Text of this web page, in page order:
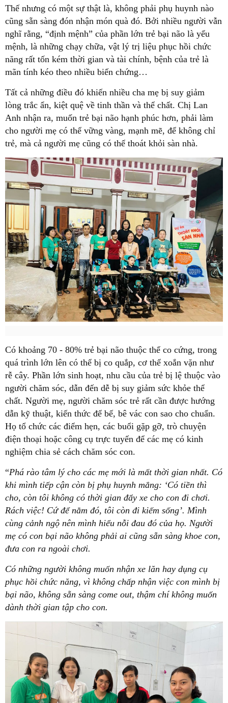
Thế nhưng có một sự thật là, không phải phụ huynh nào
cũng sẵn sàng đón nhận món quà đó. Bởi nhiều người vẫn
nghĩ rằng, “định mệnh” của phần lớn trẻ bại não là yểu
mệnh, là những chạy chữa, vật lý trị liệu phục hồi chức
năng rất tốn kém thời gian và tài chính, bệnh của trẻ là
mãn tính kéo theo nhiều biến chứng…
Tất cả những điều đó khiến nhiều cha mẹ bị suy giảm
lòng trắc ẩn, kiệt quệ về tinh thần và thể chất. Chị Lan
Anh nhận ra, muốn trẻ bại não hạnh phúc hơn, phải làm
cho người mẹ có thể vững vàng, mạnh mẽ, để không chỉ
trẻ, mà cả người mẹ cũng có thể thoát khỏi sàn nhà.
Có khoảng 70 - 80% trẻ bại não thuộc thể co cứng, trong
quá trình lớn lên có thể bị co quắp, cơ thể xoắn vặn như
rễ cây. Phần lớn sinh hoạt, nhu cầu của trẻ bị lệ thuộc vào
người chăm sóc, dẫn đến dễ bị suy giảm sức khỏe thể
chất. Người mẹ, người chăm sóc trẻ rất cần được hướng
dẫn kỹ thuật, kiến thức để bế, bê vác con sao cho chuẩn.
Họ tổ chức các điểm hẹn, các buổi gặp gỡ, trò chuyện
điện thoại hoặc công cụ trực tuyến để các mẹ có kinh
nghiệm chia sẻ cách chăm sóc con.
“Phá rào tâm lý cho các mẹ mới là mất thời gian nhất. Có
khi mình tiếp cận còn bị phụ huynh mắng: ‘Có tiền thì
cho, còn tôi không có thời gian đẩy xe cho con đi chơi.
Rách việc! Cứ để nằm đó, tôi còn đi kiếm sống’. Mình
cùng cảnh ngộ nên mình hiểu nỗi đau đó của họ. Người
mẹ có con bại não không phải ai cũng sẵn sàng khoe con,
đưa con ra ngoài chơi.
Có những người không muốn nhận xe lăn hay dụng cụ
phục hồi chức năng, vì không chấp nhận việc con mình bị
bại não, không sẵn sàng come out, thậm chí không muốn
dành thời gian tập cho con.